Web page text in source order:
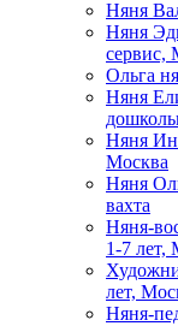
Няня
Няня
сервис,
Ольга
Няня
Няня
Москва
Няня
вахта
Няня-
1-7 лет,
лет,
Няня-